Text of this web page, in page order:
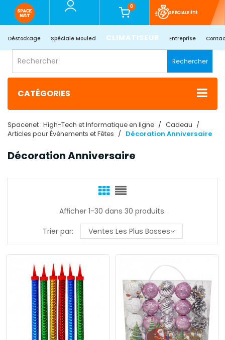
0
SPÉCIALE ÉTÉ
Déstockage Spéciale Mouled CLIMATISEUR Entreprise
Rechercher
CATÉGORIES
Spacenet : High-Tech et Informatique en ligne
Cadeau
Articles pour Événements et Fêtes
Décoration Anniversaire​
Décoration Anniversaire​
Afficher 1-30 dans 30 produits.
Trier par:
Ventes Les Plus Basses